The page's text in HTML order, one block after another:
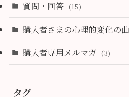
質問・回答 (15)
購入者さまの心理的変化の曲
購入者専用メルマガ (3)
タグ